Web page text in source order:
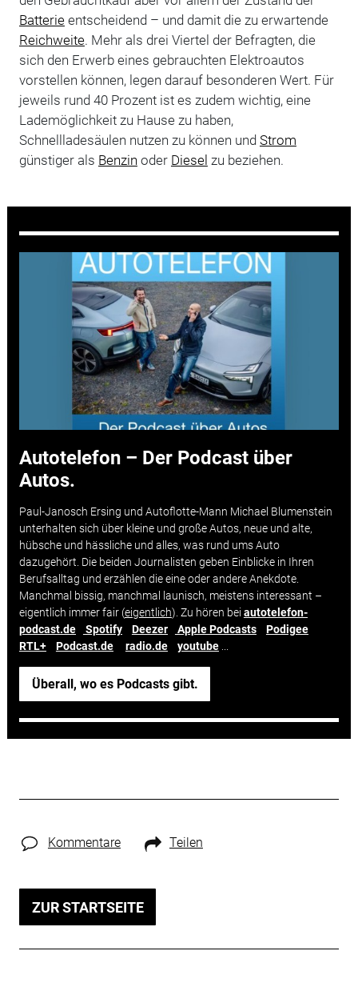
Batterieentscheidend – und damit die zu erwartende
Reichweite. Mehr als drei Viertel der Befragten, die
sich den Erwerb eines gebrauchten Elektroautos
vorstellen können, legen darauf besonderen Wert. Für
jeweils rund 40 Prozent ist es zudem wichtig, eine
Lademöglichkeit zu Hause zu haben,
Schnellladesäulen nutzen zu können und Strom
günstiger als Benzin oder Diesel zu beziehen.
Autotelefon – Der Podcast über
Autos.
Paul-Janosch Ersing und Autoflotte-Mann Michael Blumenstein
unterhalten sich über kleine und große Autos, neue und alte,
hübsche und hässliche und alles, was rund ums Auto
dazugehört. Die beiden Journalisten geben Einblicke in Ihren
Berufsalltag und erzählen die eine oder andere Anekdote.
Manchmal bissig, manchmal launisch, meistens interessant –
eigentlich immer fair (eigentlich). Zu hören bei autotelefon-
podcast.de
Spotify Deezer Apple Podcasts
Podigee
RTL+
Podcast.de radio.de youtube...
Überall, wo es Podcasts gibt.
Kommentare Teilen
ZUR STARTSEITE